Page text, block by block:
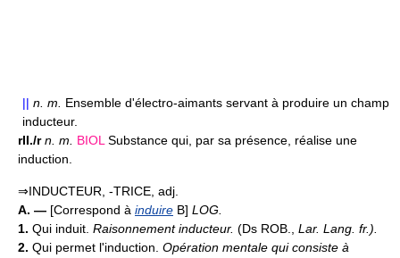
|| n. m.
Ensemble d'électro-aimants servant à produire un champ
inducteur.
rII./r n. m. BIOL Substance qui, par sa présence, réalise une
induction.
⇒INDUCTEUR, -TRICE, adj.
A. — [Correspond à induire B] LOG.
1. Qui induit. Raisonnement inducteur. (Ds ROB., Lar. Lang. fr. ).
2. Qui permet l'induction. Opération mentale qui consiste à